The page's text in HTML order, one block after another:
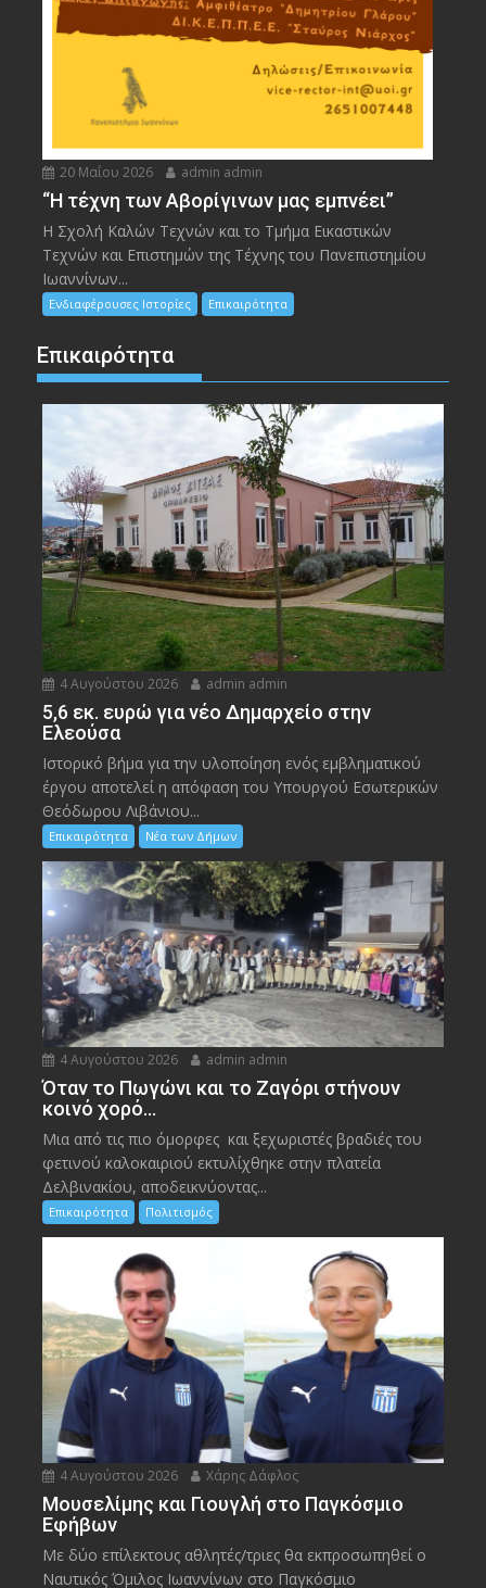
20 Μαΐου 2026 admin admin
“Η τέχνη των Αβορίγινων μας εμπνέει”
Η Σχολή Καλών Τεχνών και το Τμήμα Εικαστικών
Τεχνών και Επιστημών της Τέχνης του Πανεπιστημίου
Ιωαννίνων...
Ενδιαφέρουσες Ιστορίες Επικαιρότητα
Επικαιρότητα
4 Αυγούστου 2026 admin admin
5,6 εκ. ευρώ για νέο Δημαρχείο στην
Ελεούσα
Ιστορικό βήμα για την υλοποίηση ενός εμβληματικού
έργου αποτελεί η απόφαση του Υπουργού Εσωτερικών
Θεόδωρου Λιβάνιου...
Επικαιρότητα Νέα των Δήμων
4 Αυγούστου 2026 admin admin
Όταν το Πωγώνι και το Ζαγόρι στήνουν
κοινό χορό…
Μια από τις πιο όμορφες και ξεχωριστές βραδιές του
φετινού καλοκαιριού εκτυλίχθηκε στην πλατεία
Δελβινακίου, αποδεικνύοντας...
Επικαιρότητα Πολιτισμός
4 Αυγούστου 2026 Χάρης Δάφλος
Μουσελίμης και Γιουγλή στο Παγκόσμιο
Εφήβων
Mε δύο επίλεκτους αθλητές/τριες θα εκπροσωπηθεί ο
Ναυτικός Όμιλος Ιωαννίνων στο Παγκόσμιο